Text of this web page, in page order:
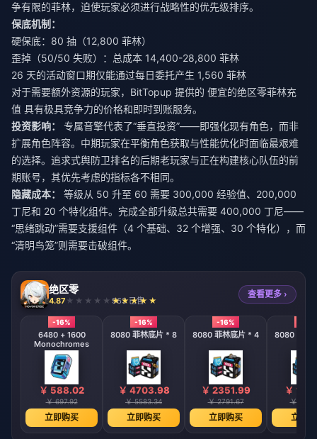
争有限的菲林，迫使玩家必须进行战略性的优先级排序。
保底机制：
硬保底：80 抽（12,800 菲林）
歪掉（50/50 失败）：总成本 14,400-28,800 菲林
26 天的活动窗口期仅能通过每日委托产生 1,560 菲林
对于需要额外资源的玩家，BitTopup 提供的 便宜的绝区零菲林充
值 具有极具竞争力的价格和即时到账服务。
投资影响：
专属音擎代表了“垂直投资”——即强化现有角色，而非
扩展角色阵容。中期玩家在平衡角色获取与性能优化时面临最艰难
的选择。追求式舆防卫排名的后期老玩家与正在构建核心队伍的前
期账号，其优先考虑的指标各不相同。
隐藏成本：
等级从 50 升至 60 需要 300,000 经验值、200,000
丁尼和 20 个特化组件。完成全部升级总共需要 400,000 丁尼——
“思绪跳动”需要支援组件（4 个基础、32 个增强、30 个特化），而
“清明鸟笼”则需要击破组件。
绝区零
4.87 963 已售
查看更多 ›
-16%
6480 + 1600
Monochromes
￥ 588.02
￥ 697.92
立即购买
-16%
8080 菲林底片 * 8
￥ 4703.98
￥ 5583.34
立即购买
-16%
8080 菲林底片 * 4
￥ 2351.99
￥ 2791.67
立即购买
8080 菲林
￥
￥
立即